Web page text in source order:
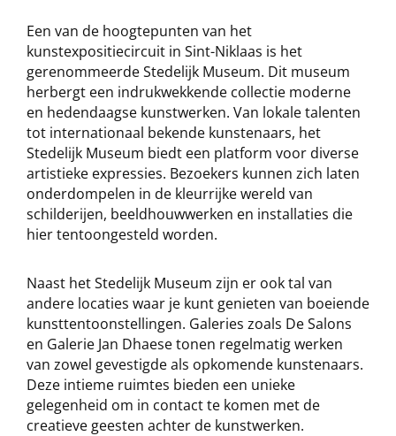
Een van de hoogtepunten van het
kunstexpositiecircuit in Sint-Niklaas is het
gerenommeerde Stedelijk Museum. Dit museum
herbergt een indrukwekkende collectie moderne
en hedendaagse kunstwerken. Van lokale talenten
tot internationaal bekende kunstenaars, het
Stedelijk Museum biedt een platform voor diverse
artistieke expressies. Bezoekers kunnen zich laten
onderdompelen in de kleurrijke wereld van
schilderijen, beeldhouwwerken en installaties die
hier tentoongesteld worden.
Naast het Stedelijk Museum zijn er ook tal van
andere locaties waar je kunt genieten van boeiende
kunsttentoonstellingen. Galeries zoals De Salons
en Galerie Jan Dhaese tonen regelmatig werken
van zowel gevestigde als opkomende kunstenaars.
Deze intieme ruimtes bieden een unieke
gelegenheid om in contact te komen met de
creatieve geesten achter de kunstwerken.